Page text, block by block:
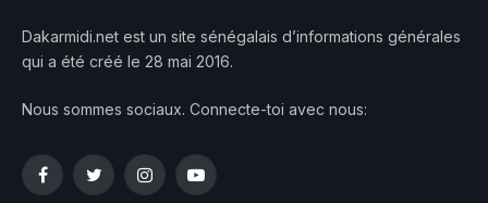
Dakarmidi.net est un site sénégalais d’informations générales
qui a été créé le 28 mai 2016.
Nous sommes sociaux. Connecte-toi avec nous:
FacebookTwitterInstagramYouTube